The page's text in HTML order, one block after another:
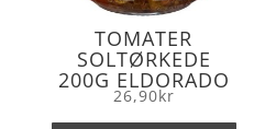
TOMATER
SOLTØRKEDE
200G ELDORADO
26,90kr